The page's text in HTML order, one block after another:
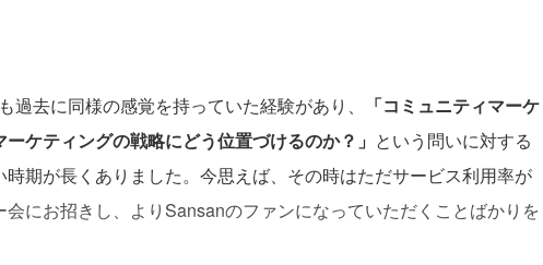
去に同様の感覚を持っていた経験があり、
「コミュニティマーケ
ケティングの戦略にどう位置づけるのか？」 という問いに対する
時期が長くありました。今思えば、その時はただサービス利用率が
にお招きし、よりSansanのファンになっていただくことばかりを